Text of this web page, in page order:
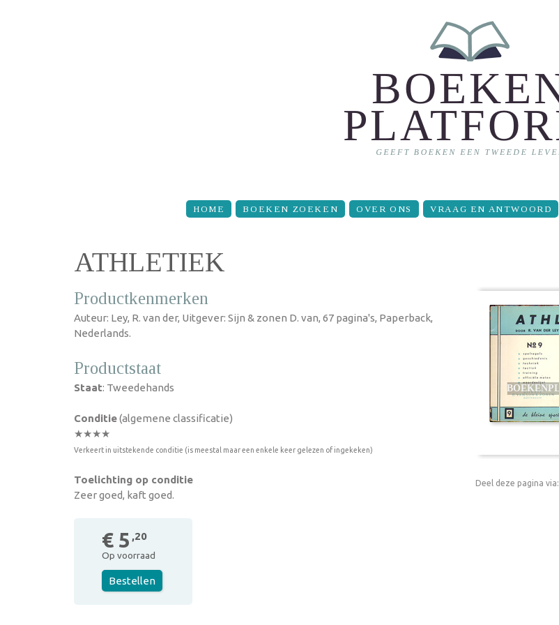
HOME BOEKEN ZOEKEN OVER ONS VRAAG EN ANTWOORD
ATHLETIEK
Productkenmerken
Auteur: Ley, R. van der, Uitgever: Sijn & zonen D. van, 67 pagina's, Paperback,
Nederlands.
Productstaat
Staat: Tweedehands
Conditie(algemene classificatie)
★★★★
Verkeert in uitstekende conditie (is meestal maar een enkele keer gelezen of ingekeken)
Toelichting op conditie
Zeer goed, kaft goed.
€ 5 ,20
Op voorraad
Bestellen
Deel deze pagina via: